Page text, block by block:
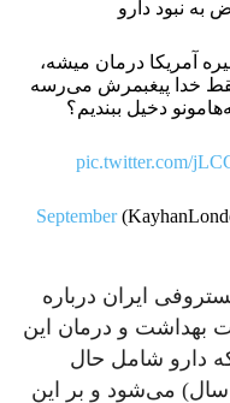
آمریکا درمان میشه،
خدا پیغبمرش می‌رسه
دخیل ببندیم؟
pic.twitter.com/
September
ایران درباره
بهداشت و درمان این
دارو شامل حال
بیماران تیپ یک، دو و سه (زیر ۵۰ سال) می‌شود و بر این